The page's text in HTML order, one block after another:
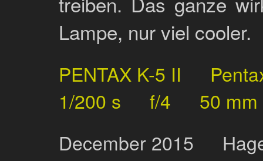
Lampe, nur viel cooler.
PENTAX K-5 II
1/200 s
f/4
50 mm
December 2015